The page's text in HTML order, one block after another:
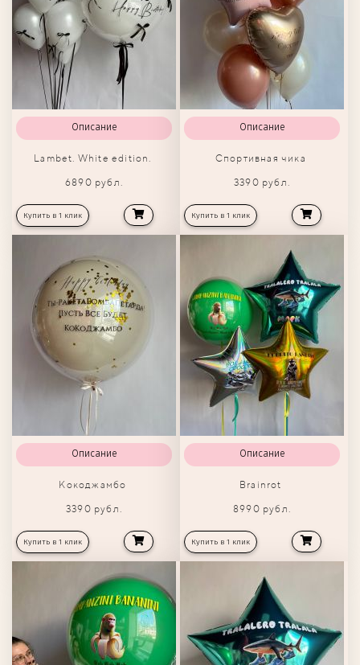
Описание
Lambet. White edition.
6890 рубл.
Купить в 1 клик
Описание
Спортивная чика
3390 рубл.
Купить в 1 клик
Описание
Кокоджамбо
3390 рубл.
Купить в 1 клик
Описание
Brainrot
8990 рубл.
Купить в 1 клик